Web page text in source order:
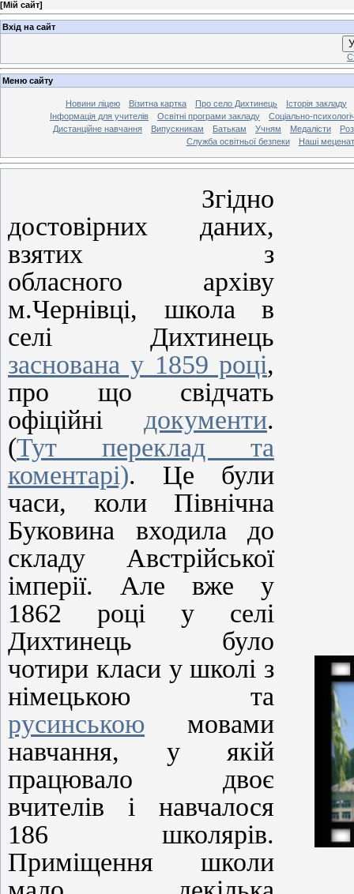
[Мій сайт]
Вхід на сайт
Меню сайту
Новини ліцею Візитна картка Про село Дихтинець
Історія закладу
Інформація для учителів
Освітні програми закладу
Соціально-
Дистанційне навчання
Випускникам Батькам Учням Медалісти
Служба освітньої безпеки
Наші
Згідно
достовірних даних,
взятих з
обласного архіву
м.Чернівці, школа в
селі Дихтинець
заснована у 1859 році,
про що свідчать
офіційні документи.
(Тут переклад та
коментарі). Це були
часи, коли Північна
Буковина входила до
складу Австрійської
імперії. Але вже у
1862 році у селі
Дихтинець було
чотири класи у школі з
німецькою та
русинською мовами
навчання, у якій
працювало двоє
вчителів і навчалося
186 школярів.
Приміщення школи